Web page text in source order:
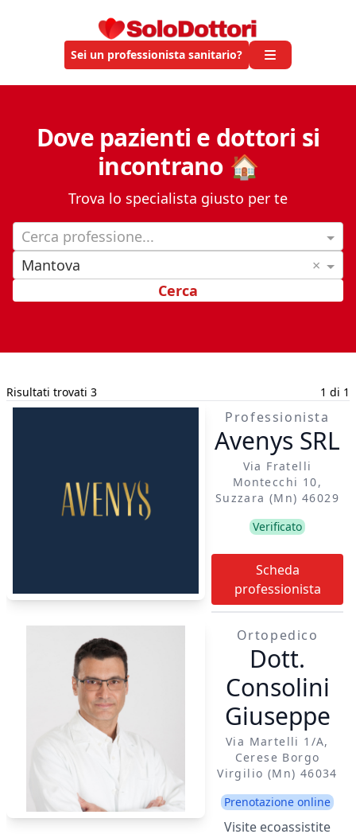
Sei un professionista sanitario?
Dove pazienti e dottori si
incontrano 🏠
Trova lo specialista giusto per te
Cerca professione...
Mantova
×
Cerca
Risultati trovati 3 1 di 1
Professionista
Avenys SRL
Via Fratelli
Montecchi 10,
Suzzara (mn) 46029
Verificato
Scheda
professionista
Ortopedico
Dott.
Consolini
Giuseppe
Via Martelli 1/a,
Cerese Borgo
Virgilio (mn) 46034
Prenotazione online
Visite ecoassistite